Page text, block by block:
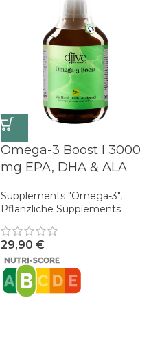
Omega-3 Boost I 3000
mg EPA, DHA & ALA
Supplements "Omega-3",
Pflanzliche Supplements
29,90 €